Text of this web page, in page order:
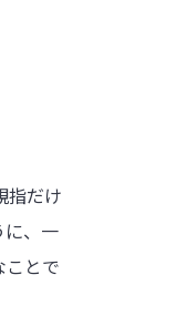
指だけ
に、一
ことで